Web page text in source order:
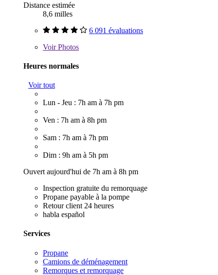
Distance estimée
8,6 milles
6 091 évaluations
VoirPhotos
Heures normales
Voir tout
Lun - Jeu : 7h am à 7h pm
Ven : 7h am à 8h pm
Sam : 7h am à 7h pm
Dim : 9h am à 5h pm
Ouvert aujourd'hui de 7h am à 8h pm
Inspection gratuite du remorquage
Propane payable à la pompe
Retour client 24 heures
habla español
Services
Propane
Camions de déménagement
Remorques et remorquage